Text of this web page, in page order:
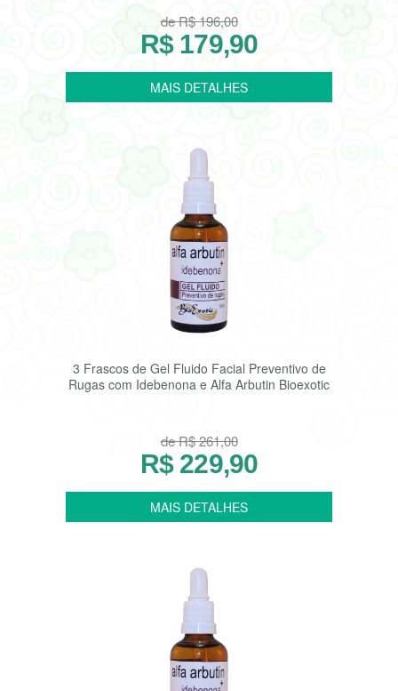
de R$ 196,00
R$ 179,90
3 Frascos de Gel Fluido Facial Preventivo de
Rugas com Idebenona e Alfa Arbutin Bioexotic
de R$ 261,00
R$ 229,90